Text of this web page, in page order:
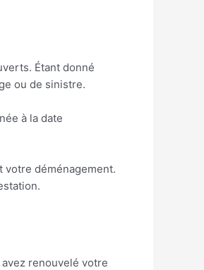
Étant donné
ou de sinistre.
à la date
votre déménagement.
renouvelé votre